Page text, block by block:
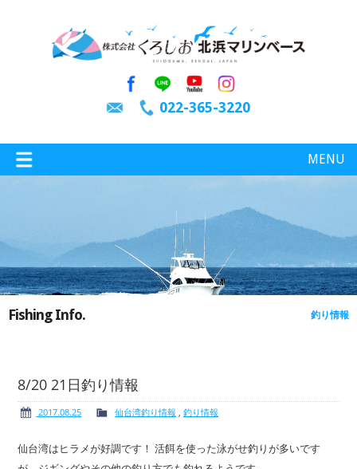
022-365-3220
MENU
特選情報
Fishing Info. 釣り情報
8/20 21日釣り情報
2017.08.25 仙台湾釣り情報 ,釣り情報
仙台湾はヒラメが好調です！ 活餌を使った泳がせ釣りが多いです